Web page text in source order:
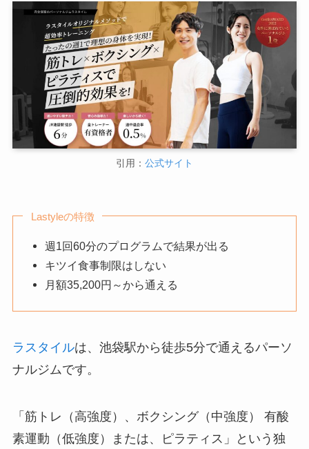
引用： 公式サイト
Lastyleの特徴
週1回60分のプログラムで結果が出る
キツイ食事制限はしない
月額35,200円～から通える
ラスタイルは、池袋駅から徒歩5分で通えるパーソ
ナルジムです。
「筋トレ（高強度）、ボクシング（中強度） 有酸
素運動（低強度）または、ピラティス」という独